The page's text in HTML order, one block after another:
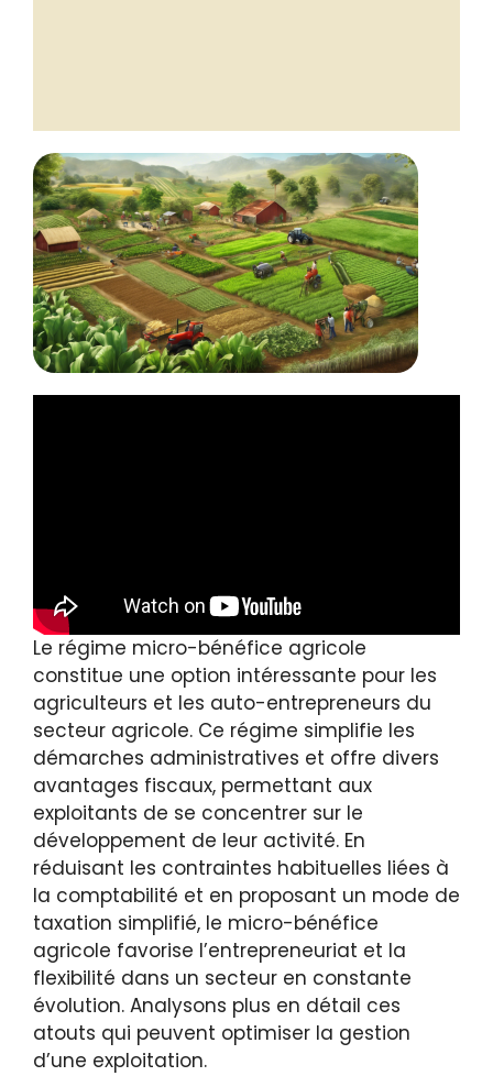
Le régime micro-bénéfice agricole
constitue une option intéressante pour les
agriculteurs et les auto-entrepreneurs du
secteur agricole. Ce régime simplifie les
démarches administratives et offre divers
avantages fiscaux, permettant aux
exploitants de se concentrer sur le
développement de leur activité. En
réduisant les contraintes habituelles liées à
la comptabilité et en proposant un mode de
taxation simplifié, le micro-bénéfice
agricole favorise l’entrepreneuriat et la
flexibilité dans un secteur en constante
évolution. Analysons plus en détail ces
atouts qui peuvent optimiser la gestion
d’une exploitation.